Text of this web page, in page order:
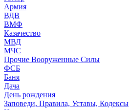
Армия
ВДВ
ВМФ
Казачество
МВД
МЧС
Прочие Вооруженные Силы
ФСБ
Баня
Дача
День рождения
Заповеди, Правила, Уставы, Кодексы